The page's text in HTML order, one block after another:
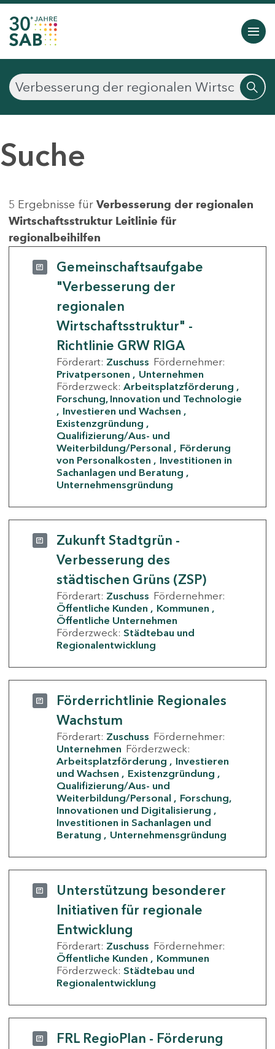
Suche
5 Ergebnisse für Verbesserung der regionalen
Wirtschaftsstruktur Leitlinie für
regionalbeihilfen
Gemeinschaftsaufgabe
"Verbesserung der
regionalen
Wirtschaftsstruktur" -
Richtlinie GRW RIGA
Förderart: Zuschuss Fördernehmer:
Privatpersonen
Unternehmen
Förderzweck: Arbeitsplatzförderung
Forschung, Innovation und Technologie
Investieren und Wachsen
Existenzgründung
Qualifizierung/Aus- und
Weiterbildung/Personal
Förderung
von Personalkosten
Investitionen in
Sachanlagen und Beratung
Unternehmensgründung
Zukunft Stadtgrün -
Verbesserung des
städtischen Grüns (ZSP)
Förderart: Zuschuss Fördernehmer:
Öffentliche Kunden
Kommunen
Öffentliche Unternehmen
Förderzweck: Städtebau und
Regionalentwicklung
Förderrichtlinie Regionales
Wachstum
Förderart: Zuschuss Fördernehmer:
Unternehmen Förderzweck:
Arbeitsplatzförderung
Investieren
und Wachsen
Existenzgründung
Qualifizierung/Aus- und
Weiterbildung/Personal
Forschung,
Innovationen und Digitalisierung
Investitionen in Sachanlagen und
Beratung
Unternehmensgründung
Unterstützung besonderer
Initiativen für regionale
Entwicklung
Förderart: Zuschuss Fördernehmer:
Öffentliche Kunden
Kommunen
Förderzweck: Städtebau und
Regionalentwicklung
FRL RegioPlan - Förderung